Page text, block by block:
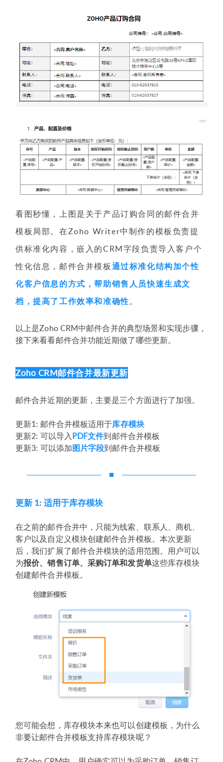
看图秒懂，上图是关于产品订购合同的邮件合并
模板局部。在Zoho Writer中制作的模板负责提
供标准化内容，嵌入的CRM字段负责导入客户个
性化信息，邮件合并模板通过标准化结构加个性
化客户信息的方式，帮助销售人员快速生成文
档，提高了工作效率和准确性。
以上是Zoho CRM中邮件合并的典型场景和实现步骤，
接下来看看邮件合并功能近期做了哪些更新。
Zoho CRM邮件合并最新更新
邮件合并近期的更新，主要是三个方面进行了加强。
更新1: 邮件合并模板适用于库存模块
更新2: 可以导入PDF文件到邮件合并模板
更新3: 可以添加图片字段到邮件合并模板
更新 1: 适用于库存模块
在之前的邮件合并中，只能为线索、联系人、商机、
客户以及自定义模块创建邮件合并模板。本次更新
后，我们扩展了邮件合并模块的适用范围。用户可以
为报价、销售订单、采购订单和发货单这些库存模块
创建邮件合并模板。
您可能会想，库存模块本来也可以创建模板，为什么
非要让邮件合并模板支持库存模块呢？